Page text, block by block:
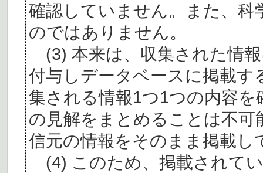
確認していません。また、
のではありません。
(3) 本来は、収集された情
付与しデータベースに掲載
集される情報1つ1つの内容
の見解をまとめることは不
信元の情報をそのまま掲載し
(4) このため、掲載されて